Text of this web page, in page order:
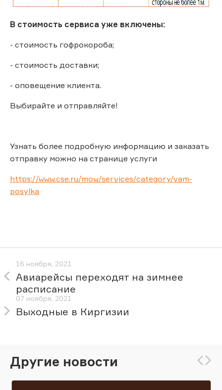
В стоимость сервиса уже включены:
- стоимость гофрокороба;
- стоимость доставки;
- оповещение клиента.
Выбирайте и отправляйте!
Узнать более подробную информацию и заказать
отправку можно на странице услуги
https://www.cse.ru/mow/services/category/vam-
posylka
16 ноября, 2021
Авиарейсы переходят на зимнее
расписание
07 ноября, 2021
Выходные в Киргизии
Другие новости